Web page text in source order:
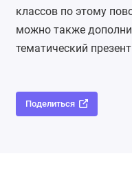
классов по этому
можно также
тематический
Поделиться